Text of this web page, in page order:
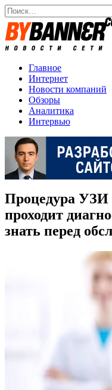
Перейти
к
содержанию
Search
for:
Главное
Интернет
Новости компаний
Обзоры
Аналитика
Интервью
Процедура УЗИ
проходит
знать перед